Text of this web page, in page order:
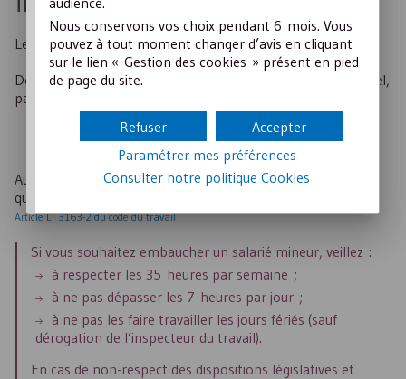
Travail de nuit
Le travail de nuit est interdit pour les jeunes travailleurs.
Des dérogations peuvent être accordées à titre exceptionnel,
par l’inspecteur du travail pour les jeunes salariés :
des établissements commerciaux ;
des établissements du spectacle.
Aucune dérogation ne peut être accordée entre minuit et
quatre heures.
Article L. 3163-2 du code du travail
Si vous souhaitez embaucher un salarié mineur, veillez :
à respecter les 35 heures par semaine ;
à ne pas dépasser les 7 heures par jour ;
à ne pas les faire travailler les jours fériés (sauf
dérogation de l’inspecteur du travail).
En cas de non-respect des dispositions législatives et
Nous conservons vos choix pendant 6 mois. Vous
pouvez à tout moment changer d’avis en cliquant
sur le lien « Gestion des cookies » présent en pied
de page du site.
Accepter
Refuser
Paramétrer mes préférences
Consulter notre politiqueCookies